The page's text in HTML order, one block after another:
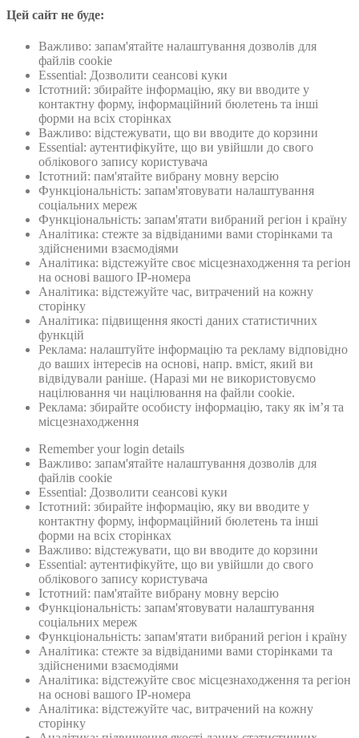
Цей сайт не буде:
Важливо: запам'ятайте налаштування дозволів для
файлів cookie
Essential: Дозволити сеансові куки
Істотний: збирайте інформацію, яку ви вводите у
контактну форму, інформаційний бюлетень та інші
форми на всіх сторінках
Важливо: відстежувати, що ви вводите до корзини
Essential: аутентифікуйте, що ви увійшли до свого
облікового запису користувача
Істотний: пам'ятайте вибрану мовну версію
Функціональність: запам'ятовувати налаштування
соціальних мереж
Функціональність: запам'ятати вибраний регіон і країну
Аналітика: стежте за відвіданими вами сторінками та
здійсненими взаємодіями
Аналітика: відстежуйте своє місцезнаходження та регіон
на основі вашого IP-номера
Аналітика: відстежуйте час, витрачений на кожну
сторінку
Аналітика: підвищення якості даних статистичних
функцій
Реклама: налаштуйте інформацію та рекламу відповідно
до ваших інтересів на основі, напр. вміст, який ви
відвідували раніше. (Наразі ми не використовуємо
націлювання чи націлювання на файли cookie.
Реклама: збирайте особисту інформацію, таку як ім’я та
місцезнаходження
Remember your login details
Важливо: запам'ятайте налаштування дозволів для
файлів cookie
Essential: Дозволити сеансові куки
Істотний: збирайте інформацію, яку ви вводите у
контактну форму, інформаційний бюлетень та інші
форми на всіх сторінках
Важливо: відстежувати, що ви вводите до корзини
Essential: аутентифікуйте, що ви увійшли до свого
облікового запису користувача
Істотний: пам'ятайте вибрану мовну версію
Функціональність: запам'ятовувати налаштування
соціальних мереж
Функціональність: запам'ятати вибраний регіон і країну
Аналітика: стежте за відвіданими вами сторінками та
здійсненими взаємодіями
Аналітика: відстежуйте своє місцезнаходження та регіон
на основі вашого IP-номера
Аналітика: відстежуйте час, витрачений на кожну
сторінку